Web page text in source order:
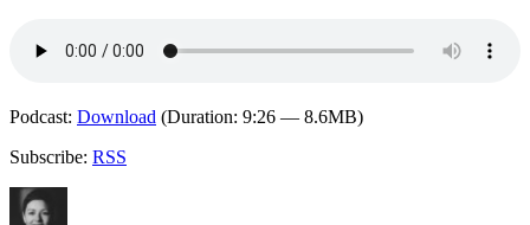
Podcast: Download (Duration: 9:26 — 8.6MB)
Subscribe: RSS